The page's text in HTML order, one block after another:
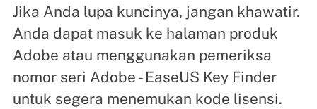
Jika Anda lupa kuncinya, jangan khawatir.
Anda dapat masuk ke halaman produk
Adobe atau menggunakan pemeriksa
nomor seri Adobe - EaseUS Key Finder
untuk segera menemukan kode lisensi.